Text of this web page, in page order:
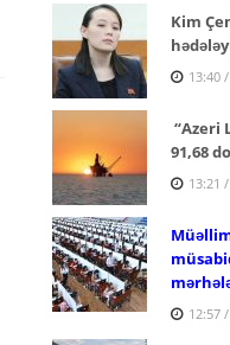
Kim
13:40
“Azeri
91,68
13:21
12:57